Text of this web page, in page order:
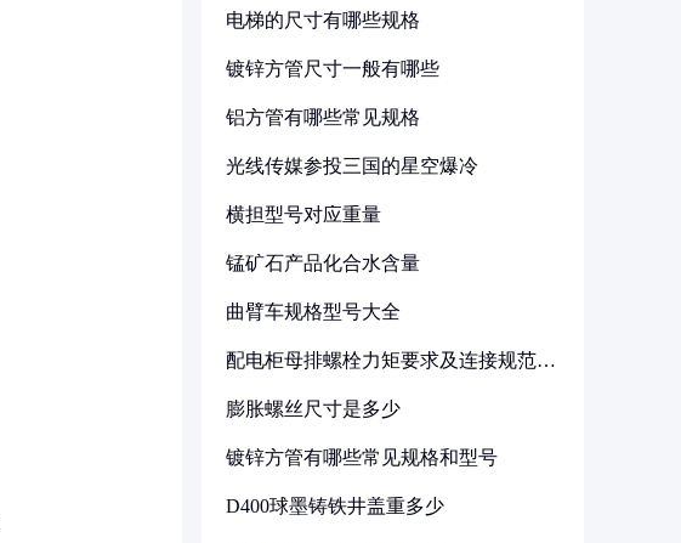
电梯的尺寸有哪些规格
镀锌方管尺寸一般有哪些
铝方管有哪些常见规格
光线传媒参投三国的星空爆冷
横担型号对应重量
锰矿石产品化合水含量
曲臂车规格型号大全
配电柜母排螺栓力矩要求及连接规范详
膨胀螺丝尺寸是多少
镀锌方管有哪些常见规格和型号
D400球墨铸铁井盖重多少